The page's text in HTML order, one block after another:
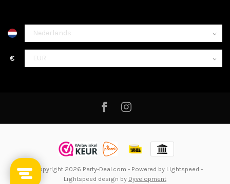
€
© Copyright 2026 Party-Deal.com - Powered by Lightspeed -
Lightspeed design by Dyvelopment